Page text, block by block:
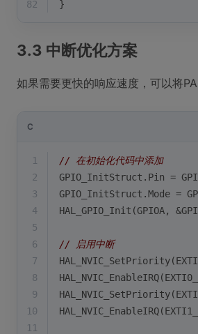
82
}
3.3 中断优化方案
如果需要更快的响应速度，可以将
C
1
// 在初始化代码中添加
2
GPIO_InitStruct.Pin =
3
GPIO_InitStruct.Mode =
4
HAL_GPIO_Init(GPIOA,
5
6
// 启用中断
7
8
9
10
11